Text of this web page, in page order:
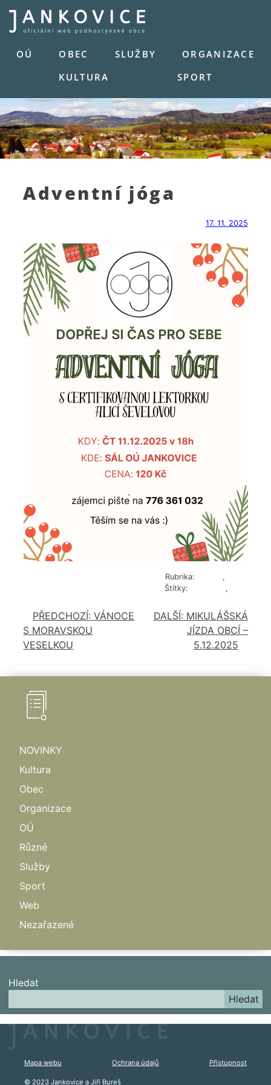
Skip
content
OÚ
OBEC SLUŽBY
ORGANIZACE
KULTURA
SPORT
Adventní jóga
17. 11. 2025
Rubrika: ,
Štítky:
,
NAVIGACE
PRO
PŘEDCHOZÍ: VÁNOCE
S MORAVSKOU
VESELKOU
DALŠÍ: MIKULÁŠSKÁ
JÍZDA OBCÍ –
5.12.2025
NOVINKY
Kultura
Obec
Organizace
OÚ
Různé
Služby
Sport
Web
Nezařazené
Hledat
Hledat
© 2023 Jankovice a Jiří Bureš
Mapa webu Ochrana údajů Přístupnost